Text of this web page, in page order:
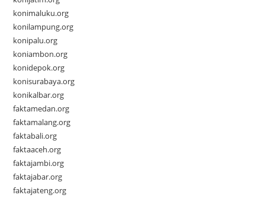
konimaluku.org
konilampung.org
konipalu.org
koniambon.org
konidepok.org
konisurabaya.org
konikalbar.org
faktamedan.org
faktamalang.org
faktabali.org
faktaaceh.org
faktajambi.org
faktajabar.org
faktajateng.org